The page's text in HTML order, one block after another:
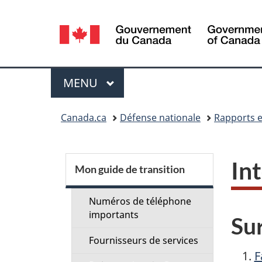
Sélection
de
la
langue
Menu
MENU PRINCIPAL
Canada.ca Défense nationale Rapports
e
Mon guide de transition
Numéros de téléphone
importants
Fournisseurs de services